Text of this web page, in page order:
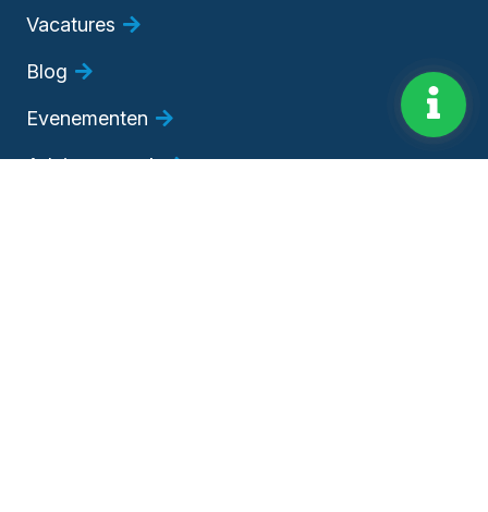
Vacatures
Blog
Evenementen
Adviesgesprek